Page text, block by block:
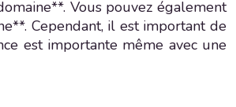
Vous pouvez également
Cependant, il est important de
est importante même avec une